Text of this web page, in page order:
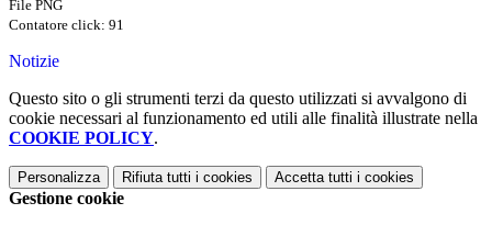
File PNG
Contatore click: 91
Notizie
Questo sito o gli strumenti terzi da questo utilizzati si avvalgono di
cookie necessari al funzionamento ed utili alle finalità illustrate nella
COOKIE POLICY.
Personalizza Rifiuta tutti i cookies Accetta tutti i cookies
Gestione cookie